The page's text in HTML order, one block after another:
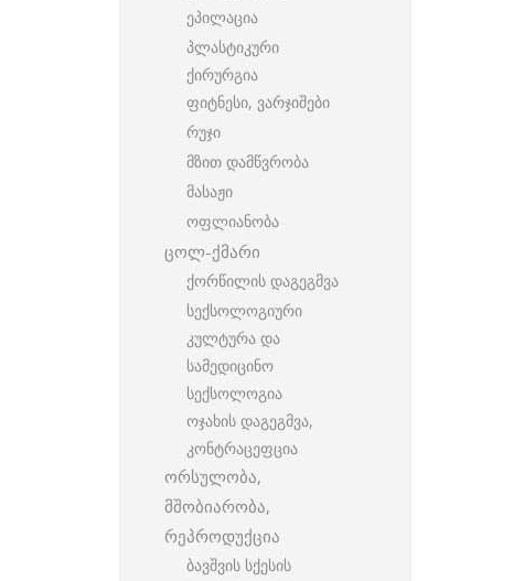
ეპილაცია
პლასტიკური
ქირურგია
ფიტნესი, ვარჯიშები
რუჯი
მზით დამწვრობა
მასაჟი
ოფლიანობა
ცოლ-ქმარი
ქორწილის დაგეგმვა
სექსოლოგიური
კულტურა და
სამედიცინო
სექსოლოგია
ოჯახის დაგეგმვა,
კონტრაცეფცია
ორსულობა,
მშობიარობა,
რეპროდუქცია
ბავშვის სქესის